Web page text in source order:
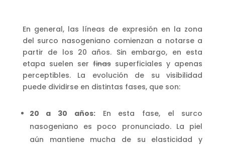
En general, las líneas de expresión en la zona
del surco nasogeniano comienzan a notarse a
partir de los 20 años. Sin embargo, en esta
etapa suelen ser finas superficiales y apenas
perceptibles. La evolución de su visibilidad
puede dividirse en distintas fases, que son:
20 a 30 años:En esta fase, el surco
nasogeniano es poco pronunciado. La piel
aún mantiene mucha de su elasticidad y